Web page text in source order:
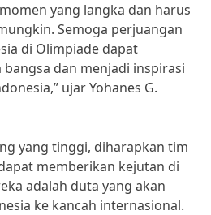
yang langka dan harus
Semoga perjuangan
di Olimpiade dapat
dan menjadi inspirasi
ujar Yohanes G.
yang tinggi, diharapkan tim
memberikan kejutan di
adalah duta yang akan
ke kancah internasional.